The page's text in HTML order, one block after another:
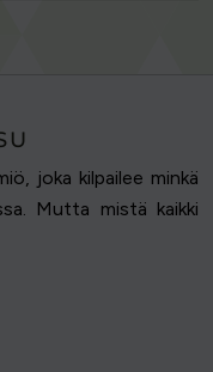
joka kilpailee minkä
Mutta mistä kaikki